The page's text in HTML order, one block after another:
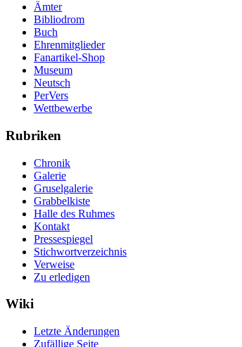
Ämter
Bibliodrom
Buch
Ehrenmitglieder
Fanartikel-Shop
Museum
Neutsch
PerVers
Wettbewerbe
Rubriken
Chronik
Galerie
Gruselgalerie
Grabbelkiste
Halle des Ruhmes
Kontakt
Pressespiegel
Stichwortverzeichnis
Verweise
Zu erledigen
Wiki
Letzte Änderungen
Zufällige Seite